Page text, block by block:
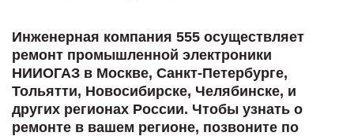
Инженерная компания 555 осуществляет
ремонт промышленной электроники
НИИОГАЗ в Москве, Санкт-Петербурге,
Тольятти, Новосибирске, Челябинске, и
других регионах России. Чтобы узнать о
ремонте в вашем регионе, позвоните по